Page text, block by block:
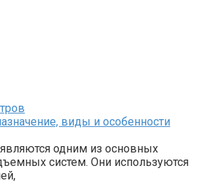
виды и особенности
одним из основных
систем. Они используются